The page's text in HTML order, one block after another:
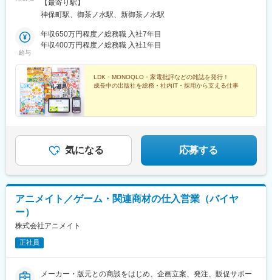
【最寄り駅】
神保町駅、御茶ノ水駅、新御茶ノ水駅
給与
年収650万円程度／総務職 入社7年目
年収400万円程度／総務職 入社1年目
LDK・MONOQLO・家電批評などの雑誌を発行！
成長中の出版社を総務・社内IT・採用から支える仕事
気になる 応募する
アニメイト／ゲーム・関連商材の仕入営業（バイヤ
ー）
株式会社アニメイト
正社員
メーカー・版元との商談をはじめ、企画立案、発注、販促サポー